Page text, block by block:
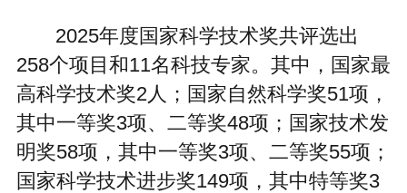
2025年度国家科学技术奖共评选出
258个项目和11名科技专家。其中，国家最
高科学技术奖2人；国家自然科学奖51项，
其中一等奖3项、二等奖48项；国家技术发
明奖58项，其中一等奖3项、二等奖55项；
国家科学技术进步奖149项，其中特等奖3